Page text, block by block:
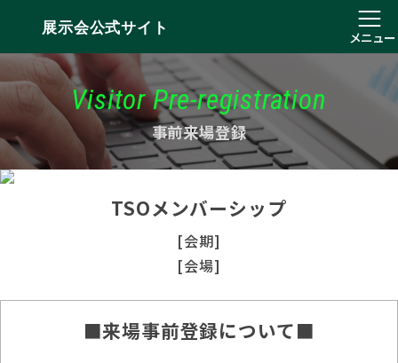
展示会公式サイト
メニュー
Visitor Pre-registration
事前来場登録
TSOメンバーシップ
[会期]
[会場]
■来場事前登録について■